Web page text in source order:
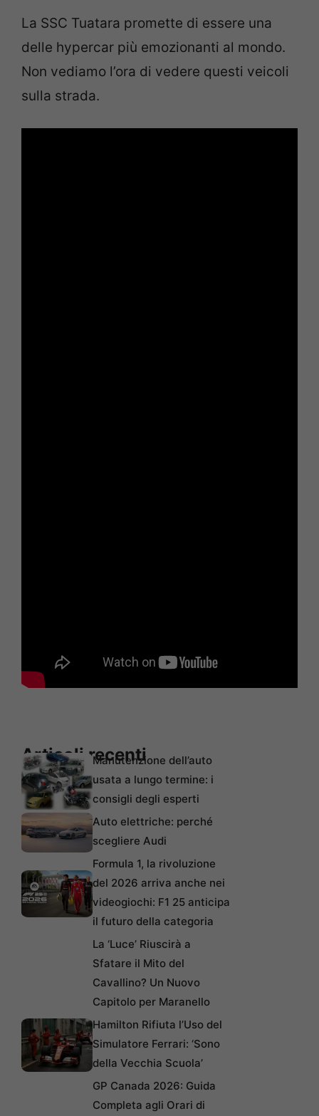
La SSC Tuatara promette di essere una
delle hypercar più emozionanti al mondo.
Non vediamo l’ora di vedere questi veicoli
sulla strada.
Articoli recentiManutenzione dell’auto
usata a lungo termine: i
consigli degli esperti
Auto elettriche: perché
scegliere Audi
Formula 1, la rivoluzione
del 2026 arriva anche nei
videogiochi: F1 25 anticipa
il futuro della categoria
La ‘Luce’ Riuscirà a
Sfatare il Mito del
Cavallino? Un Nuovo
Capitolo per Maranello
Hamilton Rifiuta l’Uso del
Simulatore Ferrari: ‘Sono
della Vecchia Scuola’
GP Canada 2026: Guida
Completa agli Orari di